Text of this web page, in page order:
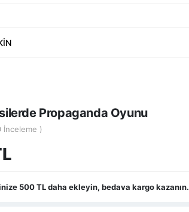
Propaganda Oyunu
İnceleme )
500 TLdaha ekleyin, bedava kargo kazanın.